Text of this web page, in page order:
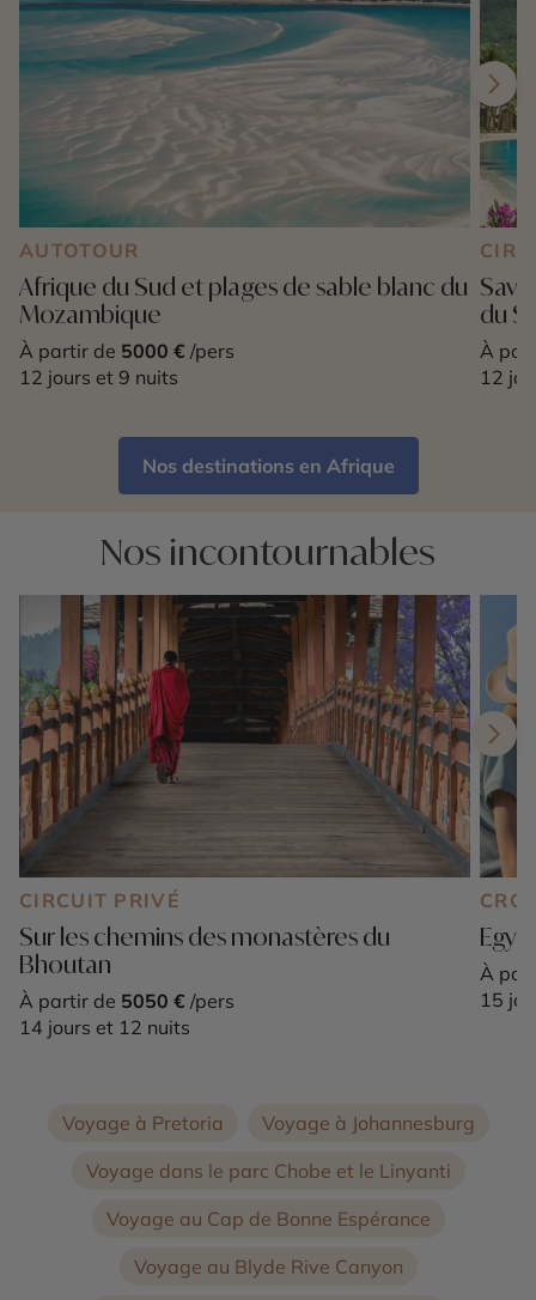
AUTOTOUR
Afrique du Sud et plages de sable blanc du
Mozambique
À partir de 5000 € /pers
12 jours et 9 nuits
du
À
12
Nos destinations en Afrique
Nos incontournables
CIRCUIT PRIVÉ
Sur les chemins des monastères du
Bhoutan
À partir de 5050 € /pers
14 jours et 12 nuits
À
15
Voyage à Pretoria
Voyage à Johannesburg
Voyage dans le parc Chobe et le Linyanti
Voyage au Cap de Bonne Espérance
Voyage au Blyde Rive Canyon